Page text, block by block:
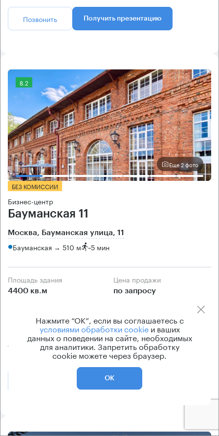
Позвонить Получить презентацию
8.2
Еще 2 фото
БЕЗ КОМИССИИ
Бизнес-центр
Бауманская 11
Москва, Бауманская улица, 11
Бауманская → 510 м ~5 мин
Площадь здания
4400 кв.м
Цена продажи
по запросу
естественная
Кондиционирование
отсутствует
Получить презентацию
Нажмите “ОК”, если вы соглашаетесь с
условиями обработки cookieи ваших
данных о поведении на сайте, необходимых
для аналитики. Запретить обработку
cookie можете через браузер.
ОК